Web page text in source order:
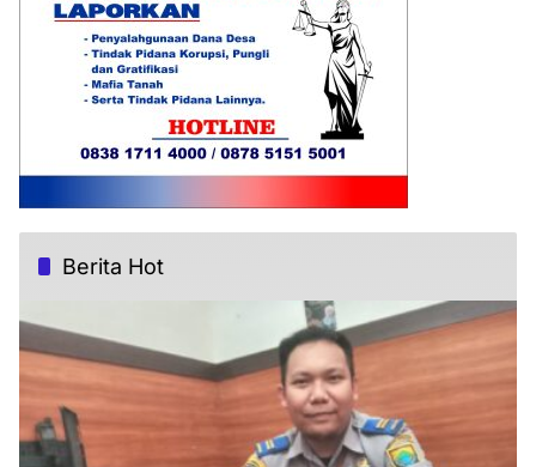
Berita Hot